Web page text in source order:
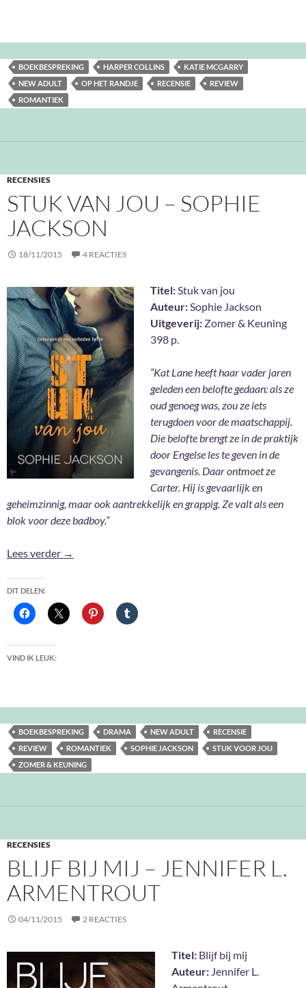
BOEKBESPREKING HARPER COLLINS
KATIE MCGARRY
NEW ADULT
OP HET RANDJE RECENSIE
REVIEW
ROMANTIEK
RECENSIES
STUK VAN JOU – SOPHIE
JACKSON
18/11/2015 4 REACTIES
Titel:Stuk van jou
Auteur:Sophie Jackson
Uitgeverij: Zomer & Keuning
398 p.
“Kat Lane heeft haar vader jaren
geleden een belofte gedaan: als ze
oud genoeg was, zou ze iets
terugdoen voor de maatschappij.
Die belofte brengt ze in de praktijk
door Engelse les te geven in de
gevangenis. Daar ontmoet ze
Carter. Hij is gevaarlijk en
geheimzinnig, maar ook aantrekkelijk en grappig. Ze valt als een
blok voor deze badboy.”
Lees verder Stuk van jou – Sophie Jackson
→
DIT DELEN:
VIND IK LEUK:
BOEKBESPREKING DRAMA NEW ADULT
RECENSIE
REVIEW
ROMANTIEK SOPHIE JACKSON
STUK VOOR JOU
ZOMER & KEUNING
RECENSIES
BLIJF BIJ MIJ – JENNIFER L.
ARMENTROUT
04/11/2015 2 REACTIES
Titel: Blijf bij mij
Auteur: Jennifer L.